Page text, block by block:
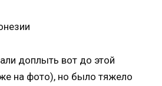
доплыть вот до этой
на фото), но было тяжело